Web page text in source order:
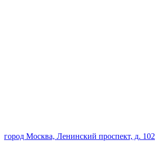
город Москва, Ленинский проспект, д. 102